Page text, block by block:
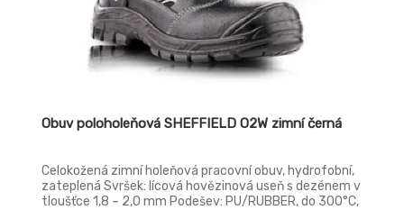
Obuv poloholeňová SHEFFIELD O2W zimní černá
Celokožená zimní holeňová pracovní obuv, hydrofobní,
zateplená Svršek: lícová hovězinová useň s dezénem v
tloušťce 1,8 – 2,0 mm Podešev: PU/RUBBER, do 300°C,